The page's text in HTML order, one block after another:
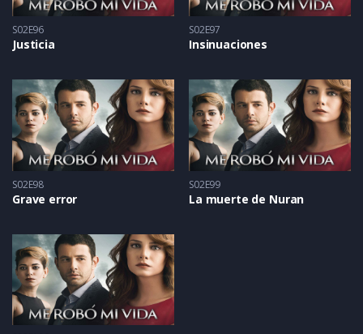
S02E96
Justicia
S02E97
Insinuaciones
S02E98
Grave error
S02E99
La muerte de Nuran